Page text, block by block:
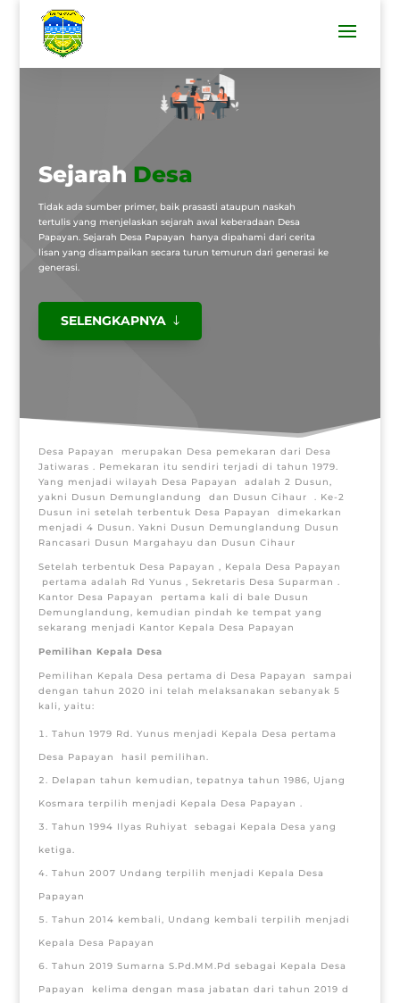
Sejarah Desa
Tidak ada sumber primer, baik prasasti ataupun naskah
tertulis yang menjelaskan sejarah awal keberadaan Desa
Papayan. Sejarah Desa Papayan hanya dipahami dari cerita
lisan yang disampaikan secara turun temurun dari generasi ke
generasi.
SELENGKAPNYA
Desa Papayan merupakan Desa pemekaran dari Desa
Jatiwaras . Pemekaran itu sendiri terjadi di tahun 1979.
Yang menjadi wilayah Desa Papayan adalah 2 Dusun,
yakni Dusun Demunglandung dan Dusun Cihaur . Ke-2
Dusun ini setelah terbentuk Desa Papayan dimekarkan
menjadi 4 Dusun. Yakni Dusun Demunglandung Dusun
Rancasari Dusun Margahayu dan Dusun Cihaur
Setelah terbentuk Desa Papayan , Kepala Desa Papayan
pertama adalah Rd Yunus , Sekretaris Desa Suparman .
Kantor Desa Papayan pertama kali di bale Dusun
Demunglandung, kemudian pindah ke tempat yang
sekarang menjadi Kantor Kepala Desa Papayan
Pemilihan Kepala Desa
Pemilihan Kepala Desa pertama di Desa Papayan sampai
dengan tahun 2020 ini telah melaksanakan sebanyak 5
kali, yaitu:
Tahun 1979 Rd. Yunus menjadi Kepala Desa pertama
Desa Papayan hasil pemilihan.
Delapan tahun kemudian, tepatnya tahun 1986, Ujang
Kosmara terpilih menjadi Kepala Desa Papayan .
Tahun 1994 Ilyas Ruhiyat sebagai Kepala Desa yang
ketiga.
Tahun 2007 Undang terpilih menjadi Kepala Desa
Papayan
Tahun 2014 kembali, Undang kembali terpilih menjadi
Kepala Desa Papayan
Tahun 2019 Sumarna S.Pd.MM.Pd sebagai Kepala Desa
Papayan kelima dengan masa jabatan dari tahun 2019 d